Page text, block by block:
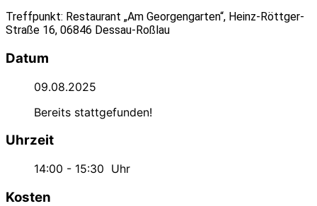
Treffpunkt: Restaurant „Am Georgengarten“, Heinz-Röttger-
Straße 16, 06846 Dessau-Roßlau
Datum
09.08.2025
Bereits stattgefunden!
Uhrzeit
14:00 - 15:30 Uhr
Kosten